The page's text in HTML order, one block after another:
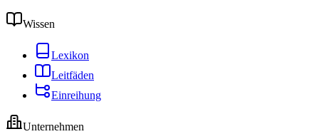
Wissen
Lexikon
Leitfäden
Einreihung
Unternehmen